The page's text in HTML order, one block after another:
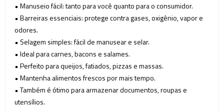
• Manuseio fácil: tanto para você quanto para o consumidor.
• Barreiras essenciais: protege contra gases, oxigênio, vapor e
odores.
• Selagem simples: fácil de manusear e selar.
• Ideal para carnes, bacons e salames.
• Perfeito para queijos, fatiados, pizzas e massas.
• Mantenha alimentos frescos por mais tempo.
• Também é ótimo para armazenar documentos, roupas e
utensílios.